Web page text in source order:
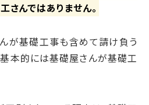
さんではありません。
が基礎工事も含めて請け負う
基本的には基礎屋さんが基礎工